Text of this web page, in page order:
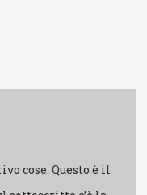
cose. Questo è il